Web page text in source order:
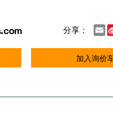
分享：
加入询价